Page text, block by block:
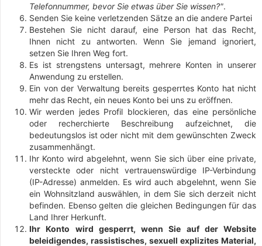
Telefonnummer, bevor Sie etwas über Sie wissen?".
Senden Sie keine verletzenden Sätze an die andere Partei
Bestehen Sie nicht darauf, eine Person hat das Recht,
Ihnen nicht zu antworten. Wenn Sie jemand ignoriert,
setzen Sie Ihren Weg fort.
Es ist strengstens untersagt, mehrere Konten in unserer
Anwendung zu erstellen.
Ein von der Verwaltung bereits gesperrtes Konto hat nicht
mehr das Recht, ein neues Konto bei uns zu eröffnen.
Wir werden jedes Profil blockieren, das eine persönliche
oder recherchierte Beschreibung aufzeichnet, die
bedeutungslos ist oder nicht mit dem gewünschten Zweck
zusammenhängt.
Ihr Konto wird abgelehnt, wenn Sie sich über eine private,
versteckte oder nicht vertrauenswürdige IP-Verbindung
(IP-Adresse) anmelden. Es wird auch abgelehnt, wenn Sie
ein Wohnsitzland auswählen, in dem Sie sich derzeit nicht
befinden. Ebenso gelten die gleichen Bedingungen für das
Land Ihrer Herkunft.
Ihr Konto wird gesperrt, wenn Sie auf der Website
beleidigendes, rassistisches, sexuell explizites Material,